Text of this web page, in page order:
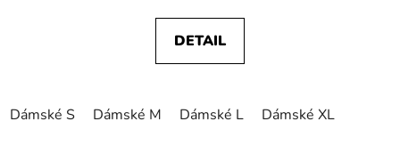
DETAIL
Dámské S Dámské M Dámské L Dámské XL